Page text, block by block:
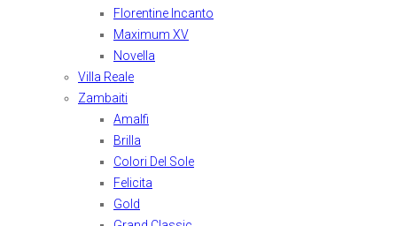
Florentine Incanto
Maximum XV
Novella
Villa Reale
Zambaiti
Amalfi
Brilla
Colori Del Sole
Felicita
Gold